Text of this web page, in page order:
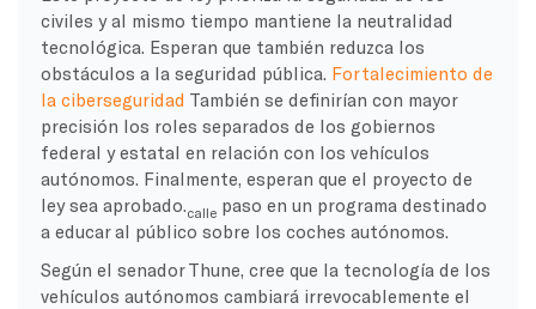
civiles y al mismo tiempo mantiene la neutralidad
tecnológica. Esperan que también reduzca los
obstáculos a la seguridad pública. Fortalecimiento de
la ciberseguridad También se definirían con mayor
precisión los roles separados de los gobiernos
federal y estatal en relación con los vehículos
autónomos. Finalmente, esperan que el proyecto de
ley sea aprobado.calle paso en un programa destinado
a educar al público sobre los coches autónomos.
Según el senador Thune, cree que la tecnología de los
vehículos autónomos cambiará irrevocablemente el